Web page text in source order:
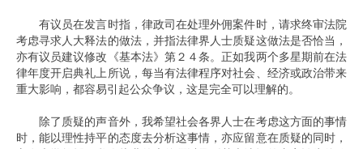
有议员在发言时指，律政司在处理外佣案件时，请求终审法院
考虑寻求人大释法的做法，并指法律界人士质疑这做法是否恰当，
亦有议员建议修改《基本法》第２４条。正如我两个多星期前在法
律年度开启典礼上所说，每当有法律程序对社会、经济或政治带来
重大影响，都容易引起公众争议，这是完全可以理解的。
除了质疑的声音外，我希望社会各界人士在考虑这方面的事情
时，能以理性持平的态度去分析这事情，亦应留意在质疑的同时，